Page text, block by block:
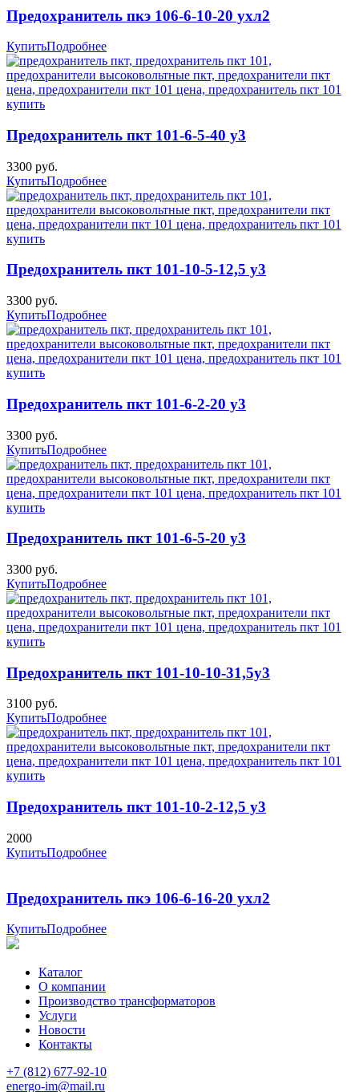
Предохранитель пкэ 106-6-10-20 ухл2
КупитьПодробнее
Предохранитель пкт 101-6-5-40 у3
3300 руб.
КупитьПодробнее
Предохранитель пкт 101-10-5-12,5 у3
3300 руб.
КупитьПодробнее
Предохранитель пкт 101-6-2-20 у3
3300 руб.
КупитьПодробнее
Предохранитель пкт 101-6-5-20 у3
3300 руб.
КупитьПодробнее
Предохранитель пкт 101-10-10-31,5у3
3100 руб.
КупитьПодробнее
Предохранитель пкт 101-10-2-12,5 у3
2000
КупитьПодробнее
Предохранитель пкэ 106-6-16-20 ухл2
КупитьПодробнее
Каталог
О компании
Производство трансформаторов
Услуги
Новости
Контакты
+7 (812) 677-92-10
energo-im@mail.ru